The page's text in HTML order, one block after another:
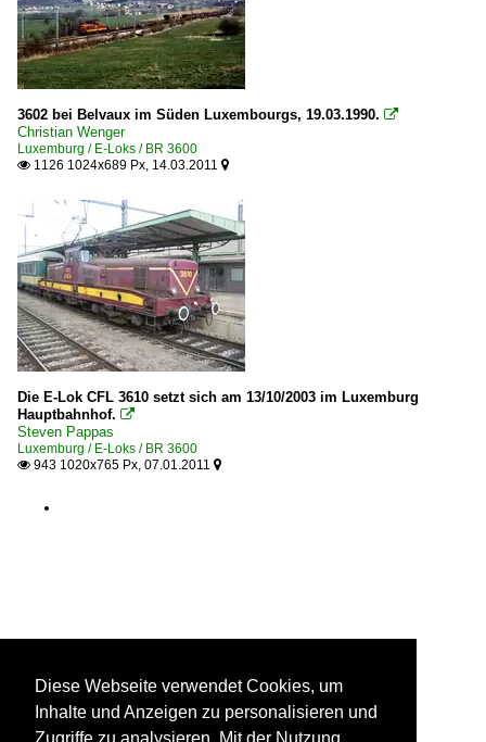
3602 bei Belvaux im Süden Luxembourgs, 19.03.1990. 
Christian Wenger
Luxemburg / E-Loks / BR 3600
 1126 1024x689 Px, 14.03.2011 
Die E-Lok CFL 3610 setzt sich am 13/10/2003 im Luxemburg
Hauptbahnhof. 
Steven Pappas
Luxemburg / E-Loks / BR 3600
 943 1020x765 Px, 07.01.2011 
Diese Webseite verwendet Cookies, um
Inhalte und Anzeigen zu personalisieren und